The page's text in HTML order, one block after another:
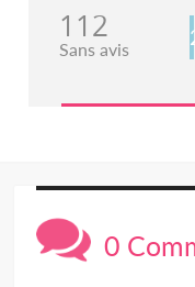
112
Sans avis
0